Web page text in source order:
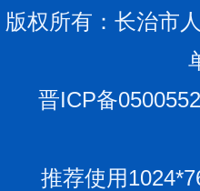
版权所有：长治市
晋ICP备
推荐使用